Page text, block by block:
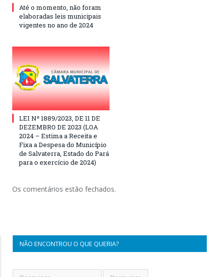
Até o momento, não foram
elaboradas leis municipais
vigentes no ano de 2024
LEI Nº 1889/2023, DE 11 DE
DEZEMBRO DE 2023 (LOA
2024 – Estima a Receita e
Fixa a Despesa do Município
de Salvaterra, Estado do Pará
para o exercício de 2024)
Os comentários estão fechados.
NÃO ENCONTROU O QUE QUERIA?